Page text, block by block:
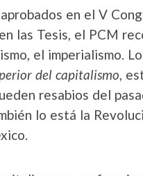
en el V
las Tesis, el PCM
el imperialismo.
del capitalismo,
resabios del
lo está la